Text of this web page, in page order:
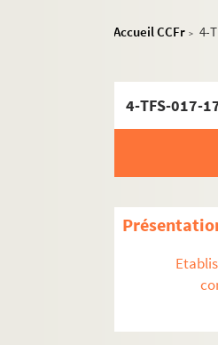
Accueil CCFr > 4-
4-TFS-017-